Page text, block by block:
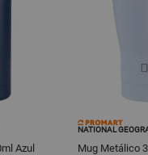
Azul
NATIONAL
Mug Metálico